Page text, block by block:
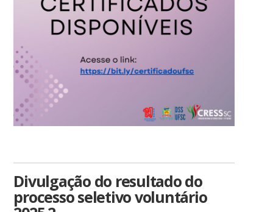
Divulgação do resultado do
processo seletivo voluntário